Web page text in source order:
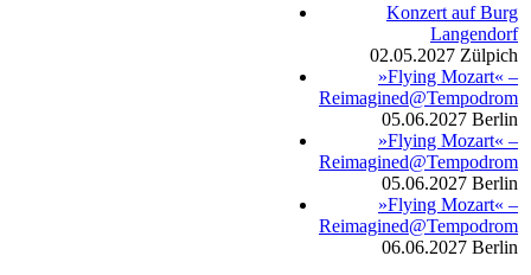
Konzert auf Burg
Langendorf
02.05.2027 Zülpich
»Flying Mozart« –
Reimagined@Tempodrom
05.06.2027 Berlin
»Flying Mozart« –
Reimagined@Tempodrom
05.06.2027 Berlin
»Flying Mozart« –
Reimagined@Tempodrom
06.06.2027 Berlin